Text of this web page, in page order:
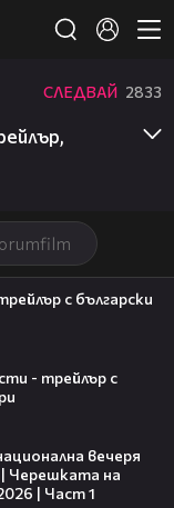
СЛЕДВАЙ 2833
с български
- трейлър с
вечеря
Черешката на
| Част 1